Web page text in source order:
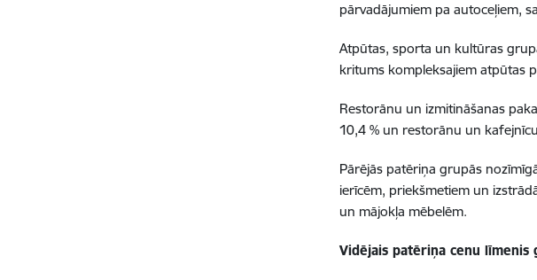
pārvadājumiem pa autoceļiem,
Atpūtas, sporta un kultūras
kritums kompleksajiem atpūtas
Restorānu un izmitināšanas
10,4 % un restorānu un
Pārējās patēriņa grupās
ierīcēm, priekšmetiem un
un mājokļa mēbelēm.
Vidējais patēriņa cenu līmenis